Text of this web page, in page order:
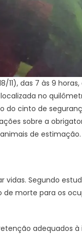
das 7 às 9
no
do cinto de
sobre a
de estimação.
Segundo
morte para os
adequados à